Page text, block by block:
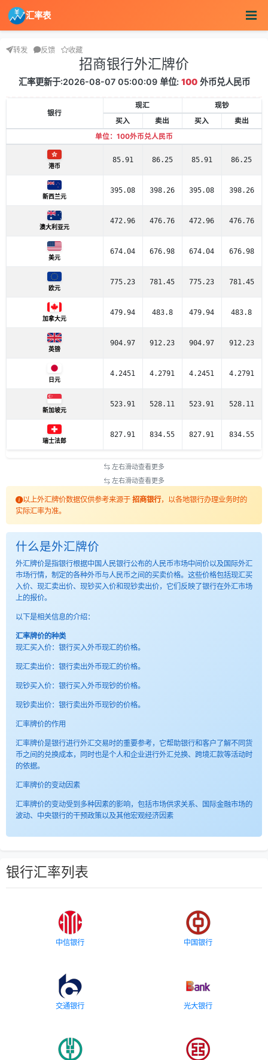
汇率表
转发 反馈 收藏
招商银行外汇牌价
汇率更新于:2026-08-07 05:00:09 单位: 100外币兑人民币
银行
现汇
现钞
买入
卖出 买入
卖出
单位：100外币兑人民币
港币
85.91 86.25 85.91 86.25
新西兰元
395.08 398.26 395.08 398.26
澳大利亚元
472.96 476.76 472.96 476.76
美元
674.04 676.98 674.04 676.98
欧元
775.23 781.45 775.23 781.45
加拿大元
479.94 483.8 479.94 483.8
英镑
904.97 912.23 904.97 912.23
日元
4.2451 4.2791 4.2451 4.2791
新加坡元
523.91 528.11 523.91 528.11
瑞士法郎
827.91 834.55 827.91 834.55
左右滑动查看更多
左右滑动查看更多
以上外汇牌价数据仅供参考来源于 招商银行，以各地银行办理业务时的
实际汇率为准。
什么是外汇牌价
外汇牌价是指银行根据中国人民银行公布的人民币市场中间价以及国际外汇
市场行情，制定的各种外币与人民币之间的买卖价格。这些价格包括现汇买
入价、现汇卖出价、现钞买入价和现钞卖出价，它们反映了银行在外汇市场
上的报价。
以下是相关信息的介绍：
汇率牌价的种类
现汇买入价：银行买入外币现汇的价格。
现汇卖出价：银行卖出外币现汇的价格。
现钞买入价：银行买入外币现钞的价格。
现钞卖出价：银行卖出外币现钞的价格。
汇率牌价的作用
汇率牌价是银行进行外汇交易时的重要参考，它帮助银行和客户了解不同货
币之间的兑换成本，同时也是个人和企业进行外汇兑换、跨境汇款等活动时
的依据。
汇率牌价的变动因素
汇率牌价的变动受到多种因素的影响，包括市场供求关系、国际金融市场的
波动、中央银行的干预政策以及其他宏观经济因素
银行汇率列表
中信银行 中国银行
交通银行 光大银行